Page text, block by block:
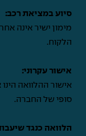
סיוע במציאת רכב:
מימון ישיר אינה
הלקוח.
אישור עקרוני:
אישור ההלוואה
סופי של החברה.
הלוואה כנגד